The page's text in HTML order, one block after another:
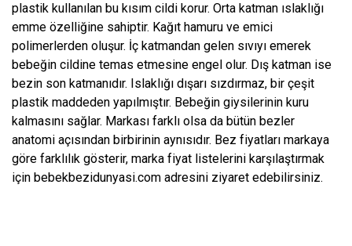
plastik kullanılan bu kısım cildi korur. Orta katman ıslaklığı
emme özelliğine sahiptir. Kağıt hamuru ve emici
polimerlerden oluşur. İç katmandan gelen sıvıyı emerek
bebeğin cildine temas etmesine engel olur. Dış katman ise
bezin son katmanıdır. Islaklığı dışarı sızdırmaz, bir çeşit
plastik maddeden yapılmıştır. Bebeğin giysilerinin kuru
kalmasını sağlar. Markası farklı olsa da bütün bezler
anatomi açısından birbirinin aynısıdır. Bez fiyatları markaya
göre farklılık gösterir, marka fiyat listelerini karşılaştırmak
için bebekbezidunyasi.com adresini ziyaret edebilirsiniz.